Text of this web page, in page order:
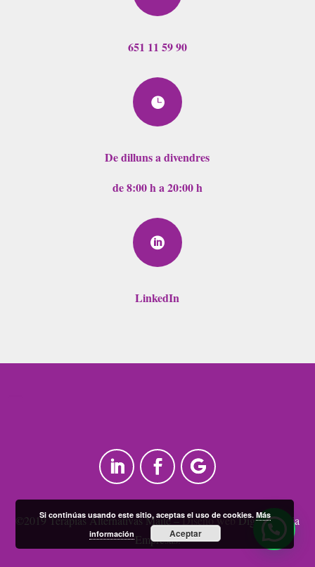
651 11 59 90

De dilluns a divendres
de 8:00 h a 20:00 h

LinkedIn
©2019 Terapias Alternativas Maite –Diseño webDigital Media
Empresas.
Si continúas usando este sitio, aceptas el uso de cookies. Más
información
Aceptar